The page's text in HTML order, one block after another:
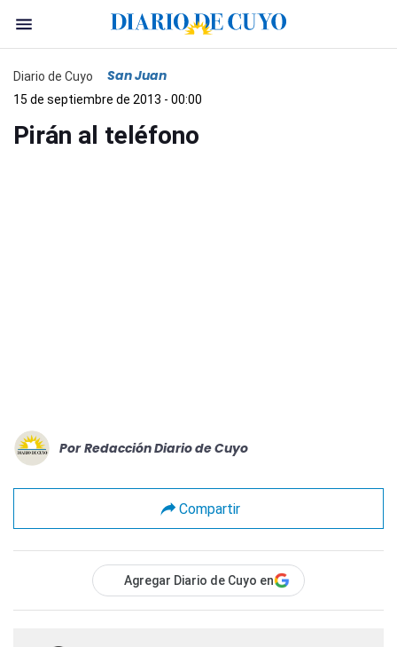
Diario de Cuyo San Juan
15 de septiembre de 2013 - 00:00
Pirán al teléfono
Por Redacción Diario de Cuyo
Compartir
Agregar Diario de Cuyo en